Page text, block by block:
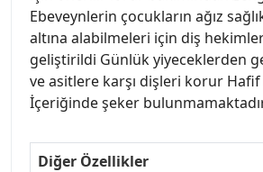
Ebeveynlerin çocukların ağız
altına alabilmeleri için diş
geliştirildi Günlük yiyeceklerden
ve asitlere karşı dişleri korur Hafif
İçeriğinde şeker
Diğer Özellikler